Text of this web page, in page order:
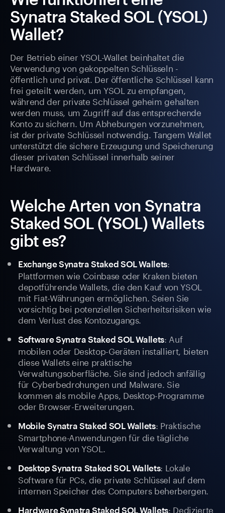
Synatra Staked SOL (YSOL)
Wallet?
Der Betrieb einer YSOL-Wallet beinhaltet die
Verwendung von gekoppelten Schlüsseln -
öffentlich und privat. Der öffentliche Schlüssel kann
frei geteilt werden, um YSOL zu empfangen,
während der private Schlüssel geheim gehalten
werden muss, um Zugriff auf das entsprechende
Konto zu sichern. Um Abhebungen vorzunehmen,
ist der private Schlüssel notwendig. Tangem Wallet
unterstützt die sichere Erzeugung und Speicherung
dieser privaten Schlüssel innerhalb seiner
Hardware.
Welche Arten von Synatra
Staked SOL (YSOL) Wallets
gibt es?
Exchange Synatra Staked SOL Wallets:
Plattformen wie Coinbase oder Kraken bieten
depotführende Wallets, die den Kauf von YSOL
mit Fiat-Währungen ermöglichen. Seien Sie
vorsichtig bei potenziellen Sicherheitsrisiken wie
dem Verlust des Kontozugangs.
Software Synatra Staked SOL Wallets: Auf
mobilen oder Desktop-Geräten installiert, bieten
diese Wallets eine praktische
Verwaltungsoberfläche. Sie sind jedoch anfällig
für Cyberbedrohungen und Malware. Sie
kommen als mobile Apps, Desktop-Programme
oder Browser-Erweiterungen.
Mobile Synatra Staked SOL Wallets: Praktische
Smartphone-Anwendungen für die tägliche
Verwaltung von YSOL.
Desktop Synatra Staked SOL Wallets: Lokale
Software für PCs, die private Schlüssel auf dem
internen Speicher des Computers beherbergen.
Hardware Synatra Staked SOL Wallets: Dedizierte